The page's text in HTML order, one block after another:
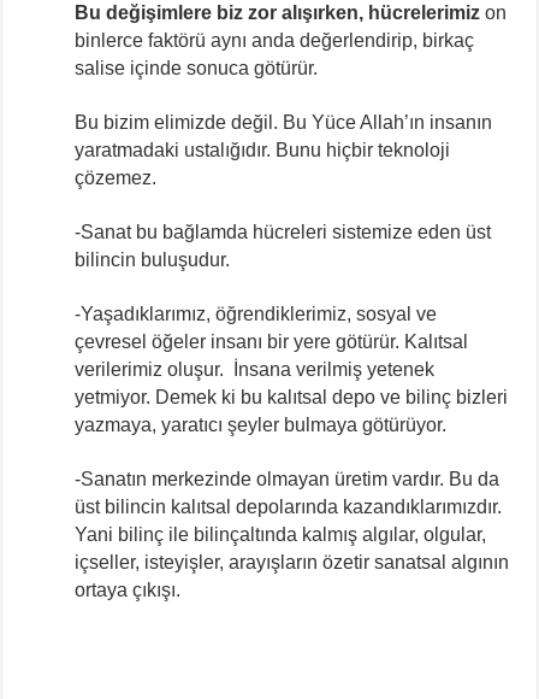
Bu değişimlere biz zor alışırken, hücrelerimiz on
binlerce faktörü aynı anda değerlendirip, birkaç
salise içinde sonuca götürür.
Bu bizim elimizde değil. Bu Yüce Allah’ın insanın
yaratmadaki ustalığıdır. Bunu hiçbir teknoloji
çözemez.
-Sanat bu bağlamda hücreleri sistemize eden üst
bilincin buluşudur.
-Yaşadıklarımız, öğrendiklerimiz, sosyal ve
çevresel öğeler insanı bir yere götürür. Kalıtsal
verilerimiz oluşur. İnsana verilmiş yetenek
yetmiyor. Demek ki bu kalıtsal depo ve bilinç bizleri
yazmaya, yaratıcı şeyler bulmaya götürüyor.
-Sanatın merkezinde olmayan üretim vardır. Bu da
üst bilincin kalıtsal depolarında kazandıklarımızdır.
Yani bilinç ile bilinçaltında kalmış algılar, olgular,
içseller, isteyişler, arayışların özetir sanatsal algının
ortaya çıkışı.